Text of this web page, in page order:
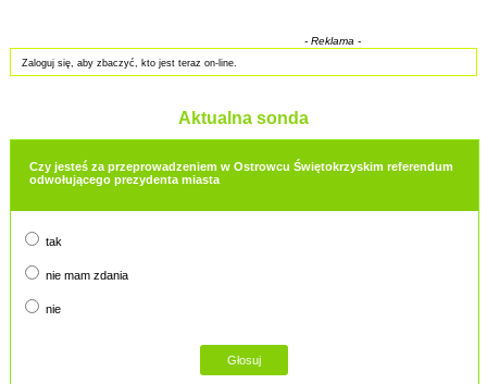
- Reklama -
Zaloguj się, aby zbaczyć, kto jest teraz on-line.
Aktualna sonda
Czy jesteś za przeprowadzeniem w Ostrowcu Świętokrzyskim referendum
odwołującego prezydenta miasta
tak
nie mam zdania
nie